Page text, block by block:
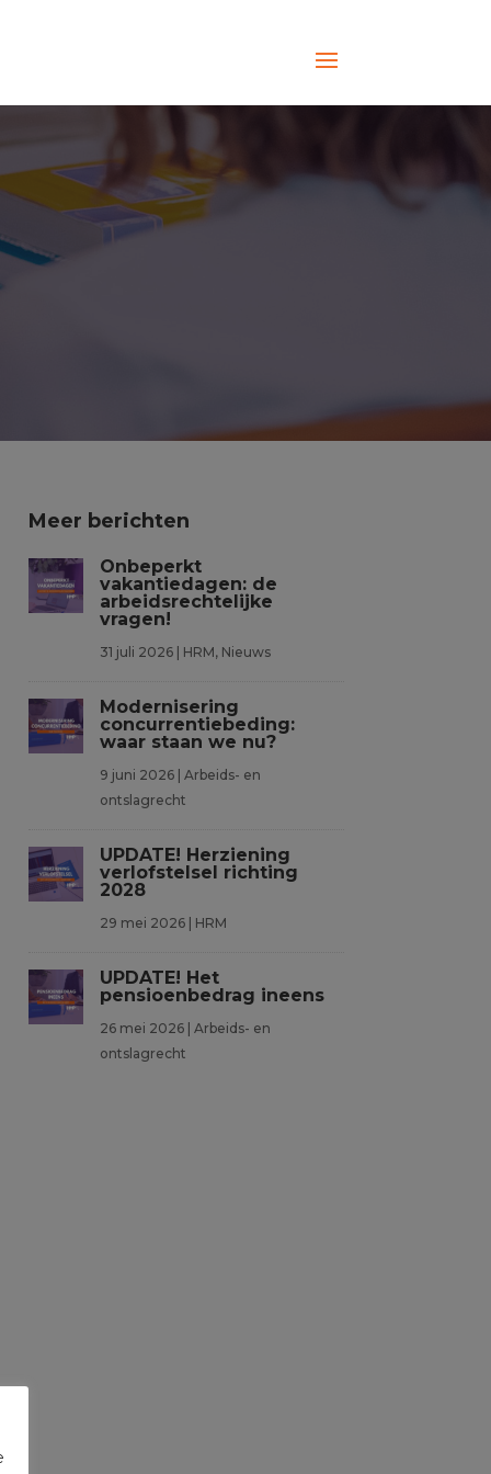
Meer berichten
Onbeperkt
vakantiedagen: de
arbeidsrechtelijke
vragen!
31 juli 2026| HRM, Nieuws
Modernisering
concurrentiebeding:
waar staan we nu?
9 juni 2026| Arbeids- en
ontslagrecht
UPDATE! Herziening
verlofstelsel richting
2028
29 mei 2026| HRM
UPDATE! Het
pensioenbedrag ineens
26 mei 2026| Arbeids- en
ontslagrecht